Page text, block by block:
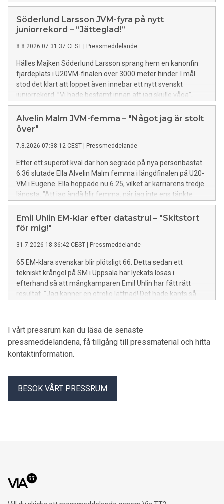
det svenska juniorrekordet till 8:52.60. "Det har varit ett
magiskt mästerskap", säger Carmen.
Söderlund Larsson JVM-fyra på nytt
juniorrekord – ”Jätteglad!”
8.8.2026 07:31:37 CEST Pressmeddelande
Hälles Majken Söderlund Larsson sprang hem en kanonfin
fjärdeplats i U20VM-finalen över 3000 meter hinder. I mål
stod det klart att loppet även innebar ett nytt svenskt
juniorrekord. ”Vi hade bestämt innan att jag skulle våga”,
säger hon. Fanny Szalkai slutade på en stark sjätteplats i
samma lopp.
Alvelin Malm JVM-femma – "Något jag är stolt
över"
7.8.2026 07:38:12 CEST Pressmeddelande
Efter ett superbt kval där hon segrade på nya personbästat
6.36 slutade Ella Alvelin Malm femma i längdfinalen på U20-
VM i Eugene. Ella hoppade nu 6.25, vilket är karriärens tredje
längsta. ⁠"Att jag ändå blir femma, när jag inte ens tänkte
köra längdhopp från början, är något jag är stolt över. Nu är
jag svintaggad på revansch i tresteget", säger Ella. I det
manliga stavkvalet gladde Axel Rogö som är klar för final.
Emil Uhlin EM-klar efter datastrul – "Skitstort
för mig!"
31.7.2026 18:36:42 CEST Pressmeddelande
65 EM-klara svenskar blir plötsligt 66. Detta sedan ett
tekniskt krångel på SM i Uppsala har lyckats lösas i
efterhand så att mångkamparen Emil Uhlin har fått rätt
resultat. "Jag känner en otrolig lättnad! Det hade känts så
nästan 'six seven'! Det känns fantastiskt att det löste sig till
slut", säger Emil själv.
I vårt pressrum kan du läsa de senaste
pressmeddelandena, få tillgång till pressmaterial och hitta
kontaktinformation.
BESÖK VÅRT PRESSRUM